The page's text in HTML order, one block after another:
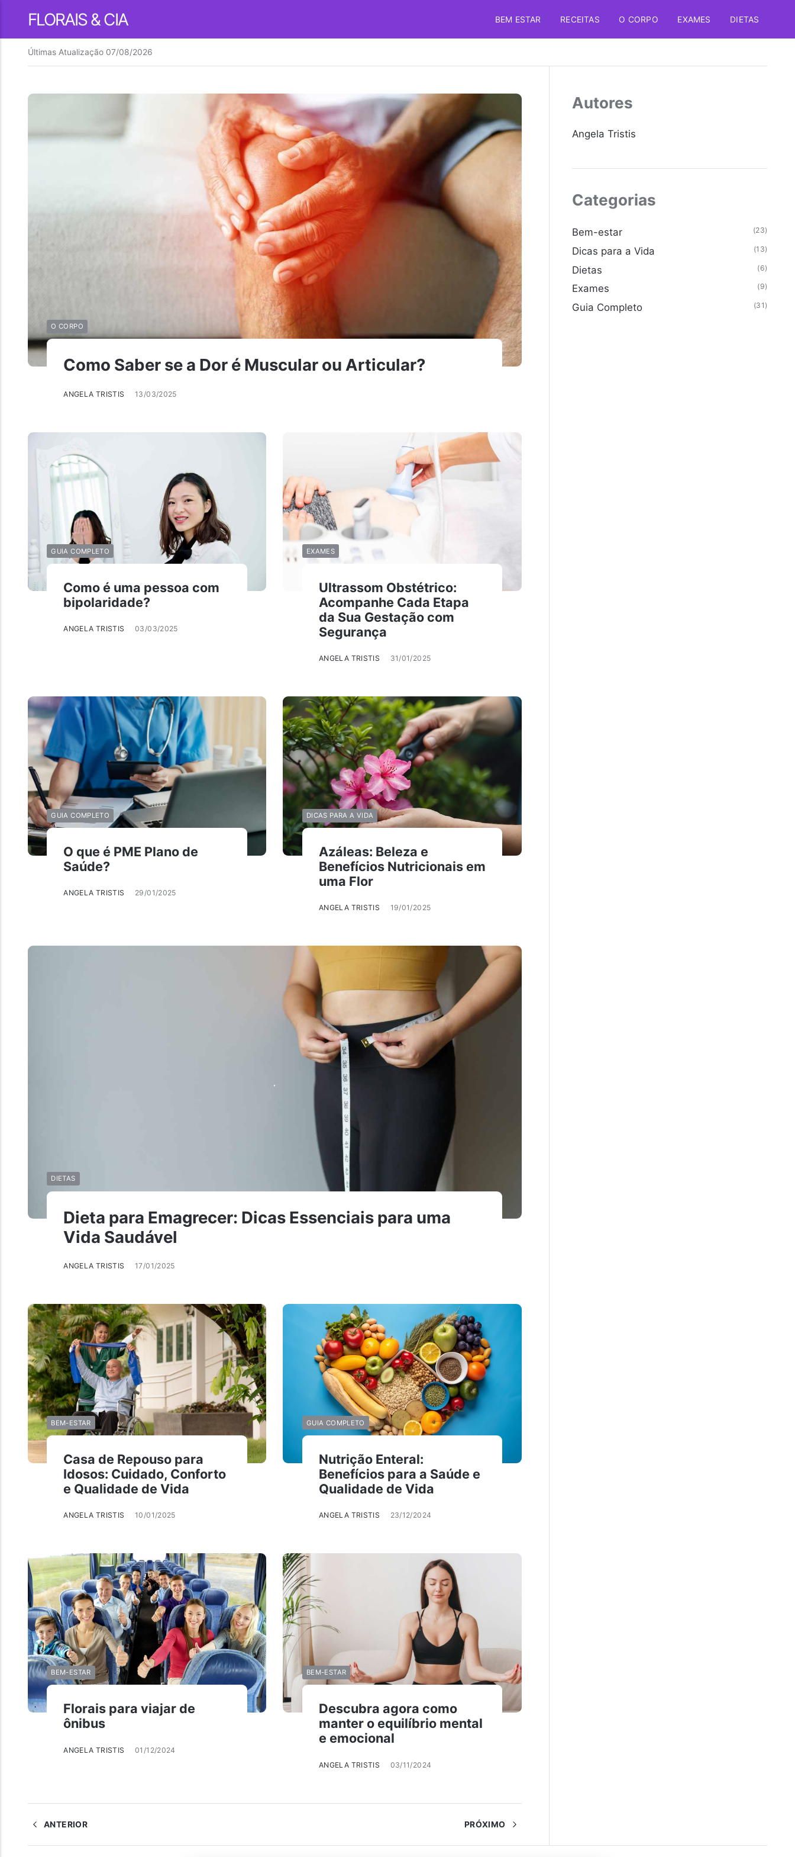
FLORAIS & CIA BEM ESTAR RECEITAS O CORPO EXAMES DIETAS
Últimas Atualização 07/08/2026
Como Saber se a Dor é Muscular ou Articular?
ANGELA TRISTIS 13/03/2025
O CORPO
Como é uma pessoa com
bipolaridade?
ANGELA TRISTIS 03/03/2025
GUIA COMPLETO
Ultrassom Obstétrico:
Acompanhe Cada Etapa
da Sua Gestação com
Segurança
ANGELA TRISTIS 31/01/2025
EXAMES
O que é PME Plano de
Saúde?
ANGELA TRISTIS 29/01/2025
GUIA COMPLETO
Azáleas: Beleza e
Benefícios Nutricionais em
uma Flor
ANGELA TRISTIS 19/01/2025
DICAS PARA A VIDA
Dieta para Emagrecer: Dicas Essenciais para uma
Vida Saudável
ANGELA TRISTIS 17/01/2025
DIETAS
Casa de Repouso para
Idosos: Cuidado, Conforto
e Qualidade de Vida
ANGELA TRISTIS 10/01/2025
BEM-ESTAR
Nutrição Enteral:
Benefícios para a Saúde e
Qualidade de Vida
ANGELA TRISTIS 23/12/2024
GUIA COMPLETO
Florais para viajar de
ônibus
ANGELA TRISTIS 01/12/2024
BEM-ESTAR
Descubra agora como
manter o equilíbrio mental
e emocional
ANGELA TRISTIS 03/11/2024
BEM-ESTAR
ANTERIOR PRÓXIMO
Autores
Angela Tristis
Categorias
Bem-estar (23)
Dicas para a Vida (13)
Dietas (6)
Exames (9)
Guia Completo (31)